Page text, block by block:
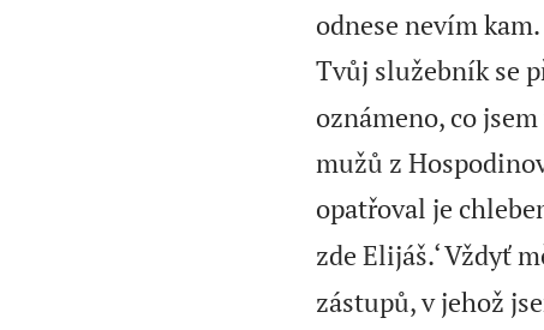
odnese nevím
Tvůj služebník se
oznámeno, co
mužů z
opatřoval je
zde Elijáš.‘ Vždyť
zástupů, v jehož